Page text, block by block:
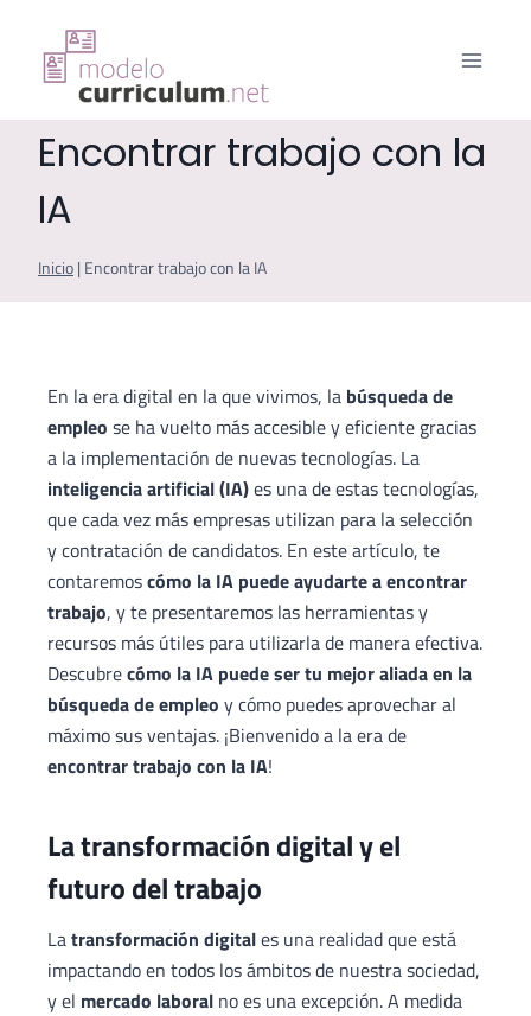
contenido
Encontrar trabajo con la
IA
Inicio | Encontrar trabajo con la IA
En la era digital en la que vivimos, la búsqueda de
empleo se ha vuelto más accesible y eficiente gracias
a la implementación de nuevas tecnologías. La
inteligencia artificial (IA)es una de estas tecnologías,
que cada vez más empresas utilizan para la selección
y contratación de candidatos. En este artículo, te
contaremoscómo la IA puede ayudarte a encontrar
trabajo, y te presentaremos las herramientas y
recursos más útiles para utilizarla de manera efectiva.
Descubrecómo la IA puede ser tu mejor aliada en la
búsqueda de empleo y cómo puedes aprovechar al
máximo sus ventajas. ¡Bienvenido a la era de
encontrar trabajo con la IA!
La transformación digital y el
futuro del trabajo
Latransformación digitales una realidad que está
impactando en todos los ámbitos de nuestra sociedad,
y el mercado laboral no es una excepción. A medida